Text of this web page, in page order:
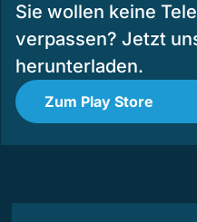
Sie wollen keine
verpassen? Jetzt
herunterladen.
Zum Play Store